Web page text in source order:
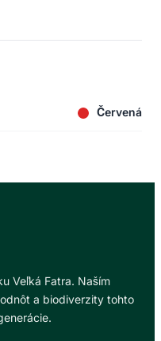
Červená
Veľká Fatra. Naším
a biodiverzity tohto